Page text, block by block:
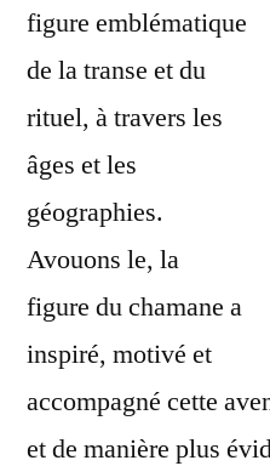
figure emblématique
de la transe et du
rituel, à travers les
âges et les
géographies.
Avouons le, la
figure du chamane a
inspiré, motivé et
accompagné cette
et de manière plus